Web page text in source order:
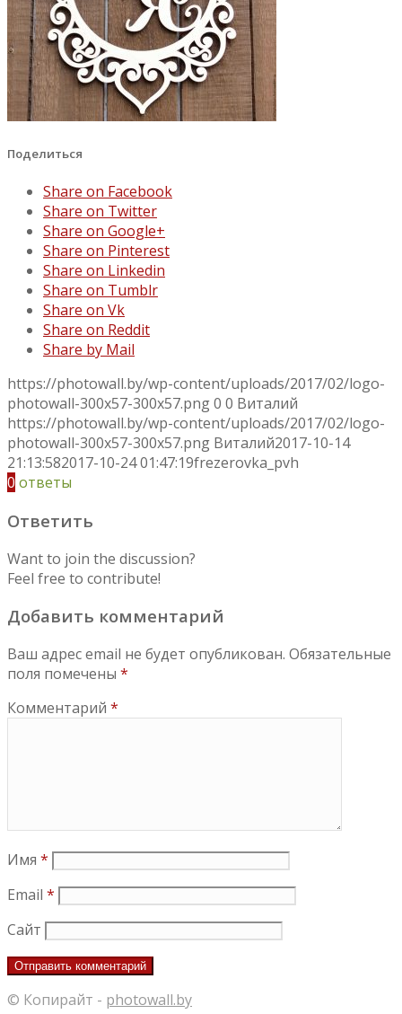
Поделиться
Share on Facebook
Share on Twitter
Share on Google+
Share on Pinterest
Share on Linkedin
Share on Tumblr
Share on Vk
Share on Reddit
Share by Mail
https://photowall.by/wp-content/uploads/2017/02/logo-
photowall-300x57-300x57.png0 0 Виталий
https://photowall.by/wp-content/uploads/2017/02/logo-
photowall-300x57-300x57.png Виталий2017-10-14
21:13:582017-10-24 01:47:19frezerovka_pvh
0 ответы
Ответить
Want to join the discussion?
Feel free to contribute!
Добавить комментарий
Ваш адрес email не будет опубликован. Обязательные
поля помечены *
Комментарий *
Имя *
Email *
Сайт
© Копирайт - photowall.by